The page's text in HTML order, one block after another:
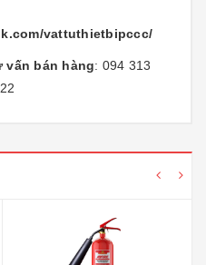
vattuthietbipccc/
vấn bán hàng: 094 313